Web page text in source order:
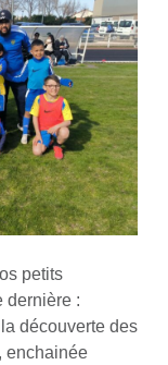
petits
dernière :
découverte des
enchainée